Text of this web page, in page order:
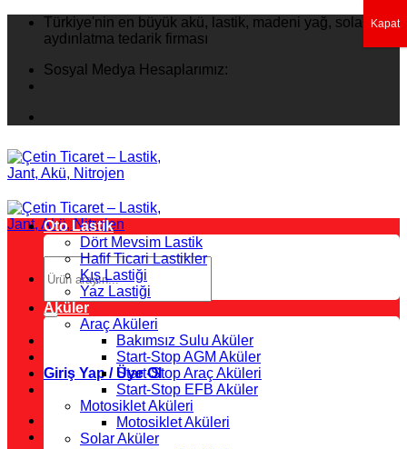
İçeriğeTürkiye'nin en büyük akü, lastik, madeni yağ, solar
aydınlatma tedarik firması
Sosyal Medya Hesaplarımız:
Ara:
Giriş Yap / Üye Ol
Oto Lastik
Dört Mevsim Lastik
Hafif Ticari Lastikler
Kış Lastiği
Yaz Lastiği
Aküler
Araç Aküleri
Bakımsız Sulu Aküler
Start-Stop AGM Aküler
Start-Stop Araç Aküleri
Start-Stop EFB Aküler
Motosiklet Aküleri
Motosiklet Aküleri
Solar Aküler
Kapat